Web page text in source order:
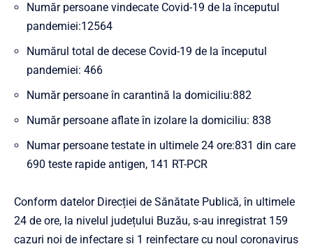
Număr persoane vindecate Covid-19 de la începutul
pandemiei:12564
Numărul total de decese Covid-19 de la începutul
pandemiei: 466
Număr persoane în carantină la domiciliu:882
Număr persoane aflate în izolare la domiciliu: 838
Numar persoane testate in ultimele 24 ore:831 din care
690 teste rapide antigen, 141 RT-PCR
Conform datelor Direcției de Sănătate Publică, în ultimele
24 de ore, la nivelul județului Buzău, s-au inregistrat 159
cazuri noi de infectare si 1 reinfectare cu noul coronavirus